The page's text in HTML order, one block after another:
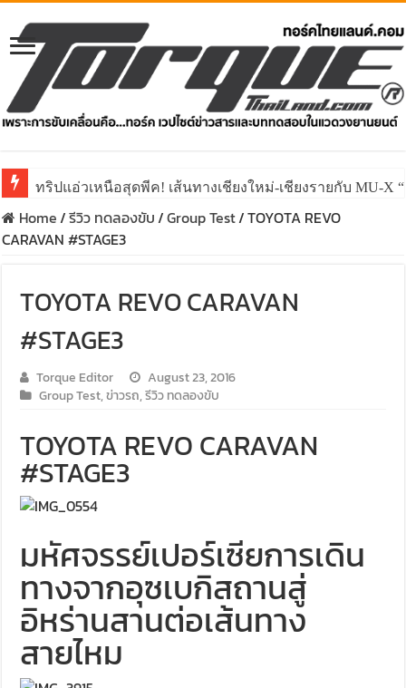
ทริปแอ่วเหนือสุดพีค! เส้นทางเชียงใหม่-เชียงรายกับ MU-X
Home/รีวิว ทดลองขับ/Group Test/TOYOTA REVO
CARAVAN #STAGE3
TOYOTA REVO CARAVAN
#STAGE3
Torque Editor
August 23, 2016
Group Test,ข่าวรถ,รีวิว ทดลองขับ
TOYOTA REVO CARAVAN
#STAGE3
มหัศจรรย์เปอร์เซียการเดิน
ทางจากอุซเบกิสถานสู่
อิหร่านสานต่อเส้นทาง
สายไหม